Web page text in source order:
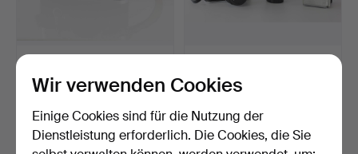
M3, 1957.
Beendet 10. Jun 2024
15 Gebote
844 USD
Super, Objektiv, Blitz,…
Beendet 11. Jan 2024
1 Gebot
32 USD
Wir verwenden Cookies
Einige Cookies sind für die Nutzung der
Dienstleistung erforderlich. Die Cookies, die Sie